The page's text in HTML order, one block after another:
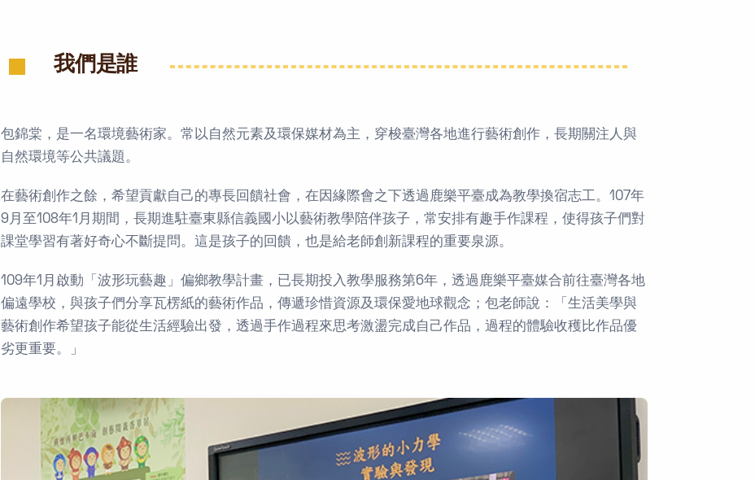
我們是誰
包錦棠，是一名環境藝術家。常以自然元素及環保媒材為主，穿梭臺灣各地進行藝術創作，長期關注人與
自然環境等公共議題。
在藝術創作之餘，希望貢獻自己的專長回饋社會，在因緣際會之下透過鹿樂平臺成為教學換宿志工。107年
9月至108年1月期間，長期進駐臺東縣信義國小以藝術教學陪伴孩子，常安排有趣手作課程，使得孩子們對
課堂學習有著好奇心不斷提問。這是孩子的回饋，也是給老師創新課程的重要泉源。
109年1月啟動「波形玩藝趣」偏鄉教學計畫，已長期投入教學服務第6年，透過鹿樂平臺媒合前往臺灣各地
偏遠學校，與孩子們分享瓦楞紙的藝術作品，傳遞珍惜資源及環保愛地球觀念；包老師說：「生活美學與
藝術創作希望孩子能從生活經驗出發，透過手作過程來思考激盪完成自己作品，過程的體驗收穫比作品優
劣更重要。」